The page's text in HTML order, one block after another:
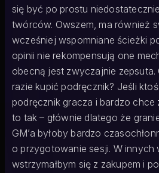
się być po prostu
twórców. Owszem, ma również
wcześniej wspomniane ścieżki
opinii nie rekompensują one
obecną jest zwyczajnie
razie kupić podręcznik? Jeśli
podręcznik gracza i bardzo chce
to tak – głównie dlatego że
GM’a byłoby bardzo
o przygotowanie sesji. W innych
wstrzymałbym się z zakupem i